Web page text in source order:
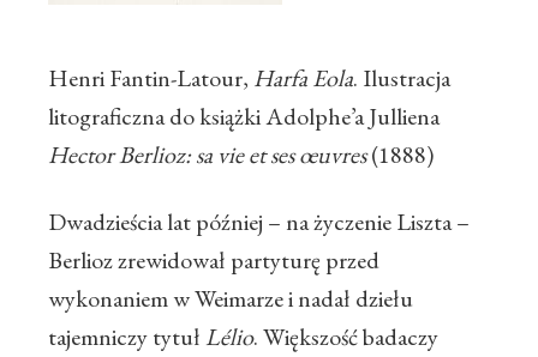
Henri Fantin-Latour, Harfa Eola. Ilustracja
litograficzna do książki Adolphe’a Julliena
Hector Berlioz: sa vie et ses œuvres(1888)
Dwadzieścia lat później – na życzenie Liszta –
Berlioz zrewidował partyturę przed
wykonaniem w Weimarze i nadał dziełu
tajemniczy tytułLélio. Większość badaczy